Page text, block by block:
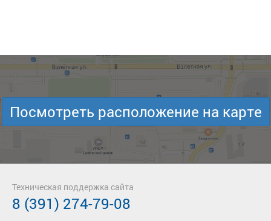
Посмотреть расположение на карте
Техническая поддержка сайта
8 (391) 274-79-08